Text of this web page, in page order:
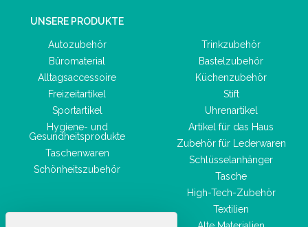
UNSERE PRODUKTE
Autozubehör
Büromaterial
Alltagsaccessoire
Freizeitartikel
Sportartikel
Hygiene- und
Gesundheitsprodukte
Taschenwaren
Schönheitszubehör
Trinkzubehör
Bastelzubehör
Küchenzubehör
Stift
Uhrenartikel
Artikel für das Haus
Zubehör für Lederwaren
Schlüsselanhänger
Tasche
High-Tech-Zubehör
Textilien